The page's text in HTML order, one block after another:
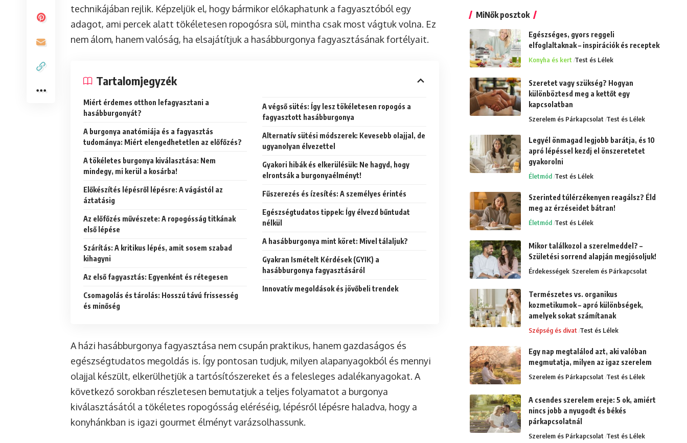
technikájában rejlik. Képzeljük el, hogy bármikor előkaphatunk a fagyasztóból egy
adagot, ami percek alatt tökéletesen ropogósra sül, mintha csak most vágtuk volna. Ez
nem álom, hanem valóság, ha elsajátítjuk a hasábburgonya fagyasztásának fortélyait.
Tartalomjegyzék
Miért érdemes otthon lefagyasztani a
hasábburgonyát?
A burgonya anatómiája és a fagyasztás
tudománya: Miért elengedhetetlen az előfőzés?
A tökéletes burgonya kiválasztása: Nem
mindegy, mi kerül a kosárba!
Előkészítés lépésről lépésre: A vágástól az
áztatásig
Az előfőzés művészete: A ropogósság titkának
első lépése
Szárítás: A kritikus lépés, amit sosem szabad
kihagyni
Az első fagyasztás: Egyenként és rétegesen
Csomagolás és tárolás: Hosszú távú frissesség
és minőség
A végső sütés: Így lesz tökéletesen ropogós a
fagyasztott hasábburgonya
Alternatív sütési módszerek: Kevesebb olajjal, de
ugyanolyan élvezettel
Gyakori hibák és elkerülésük: Ne hagyd, hogy
elrontsák a burgonyaélményt!
Fűszerezés és ízesítés: A személyes érintés
Egészségtudatos tippek: Így élvezd bűntudat
nélkül
A hasábburgonya mint köret: Mivel tálaljuk?
Gyakran Ismételt Kérdések (GYIK) a
hasábburgonya fagyasztásáról
Innovatív megoldások és jövőbeli trendek
A házi hasábburgonya fagyasztása nem csupán praktikus, hanem gazdaságos és
egészségtudatos megoldás is. Így pontosan tudjuk, milyen alapanyagokból és mennyi
olajjal készült, elkerülhetjük a tartósítószereket és a felesleges adalékanyagokat. A
következő sorokban részletesen bemutatjuk a teljes folyamatot a burgonya
kiválasztásától a tökéletes ropogósság eléréséig, lépésről lépésre haladva, hogy a
konyhánkban is igazi gourmet élményt varázsolhassunk.
MiNők posztok
Egészséges, gyors reggeli
elfoglaltaknak – inspirációk és receptek
Konyha és kert Test és Lélek
Szeretet vagy szükség? Hogyan
különböztesd meg a kettőt egy
kapcsolatban
Szerelem és Párkapcsolat Test és Lélek
Legyél önmagad legjobb barátja, és 10
apró lépéssel kezdj el önszeretetet
gyakorolni
Életmód Test és Lélek
Szerinted túlérzékenyen reagálsz? Éld
meg az érzéseidet bátran!
Életmód Test és Lélek
Mikor találkozol a szerelmeddel? –
Születési sorrend alapján megjósoljuk!
Érdekességek Szerelem és Párkapcsolat
Természetes vs. organikus
kozmetikumok – apró különbségek,
amelyek sokat számítanak
Szépség és divat Test és Lélek
Egy nap megtalálod azt, aki valóban
megmutatja, milyen az igaz szerelem
Szerelem és Párkapcsolat Test és Lélek
A csendes szerelem ereje: 5 ok, amiért
nincs jobb a nyugodt és békés
párkapcsolatnál
Szerelem és Párkapcsolat Test és Lélek